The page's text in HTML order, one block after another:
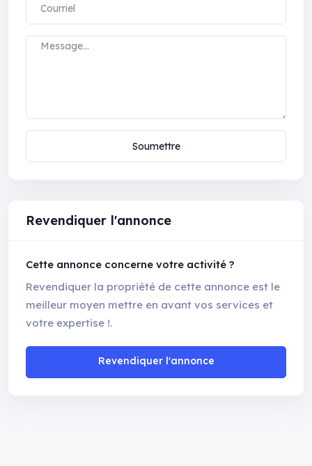
Soumettre
Revendiquer l'annonce
Cette annonce concerne votre activité ?
Revendiquer la propriété de cette annonce est le
meilleur moyen mettre en avant vos services et
votre expertise !.
Revendiquer l'annonce